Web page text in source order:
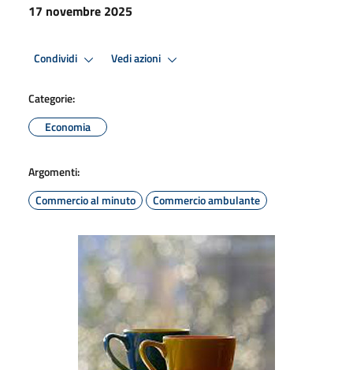
17 novembre 2025
Condividi Vedi azioni
Categorie:
Economia
Argomenti:
Commercio al minuto
Commercio ambulante